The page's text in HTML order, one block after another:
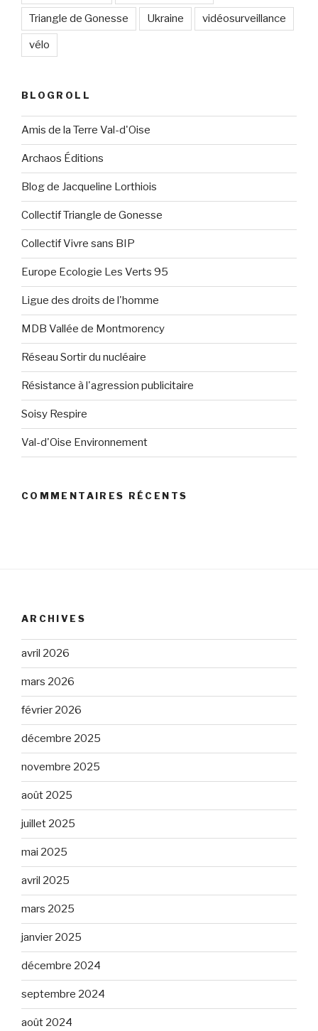
Triangle de Gonesse Ukraine vidéosurveillance
vélo
BLOGROLL
Amis de la Terre Val-d'Oise
Archaos Éditions
Blog de Jacqueline Lorthiois
Collectif Triangle de Gonesse
Collectif Vivre sans BIP
Europe Ecologie Les Verts 95
Ligue des droits de l'homme
MDB Vallée de Montmorency
Réseau Sortir du nucléaire
Résistance à l'agression publicitaire
Soisy Respire
Val-d'Oise Environnement
COMMENTAIRES RÉCENTS
ARCHIVES
avril 2026
mars 2026
février 2026
décembre 2025
novembre 2025
août 2025
juillet 2025
mai 2025
avril 2025
mars 2025
janvier 2025
décembre 2024
septembre 2024
août 2024